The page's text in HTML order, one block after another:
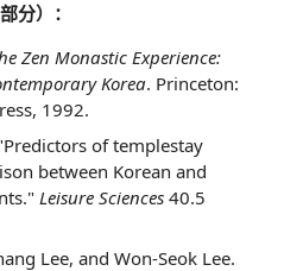
分）：
Zen Monastic Experience:
Korea. Princeton:
1992.
of templestay
between Korean and
Leisure Sciences40.5
Lee, and Won-Seok Lee.